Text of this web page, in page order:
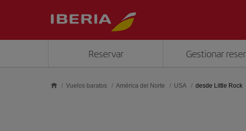
Reservar Gestionar
Vuelos baratos América del Norte USA desde Little Rock